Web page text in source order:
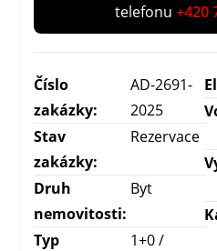
telefonu +420
Číslo
zakázky:
AD-2691-
2025
Stav
zakázky:
Rezervace
Druh
nemovitosti:
Byt
Typ
1+0 /